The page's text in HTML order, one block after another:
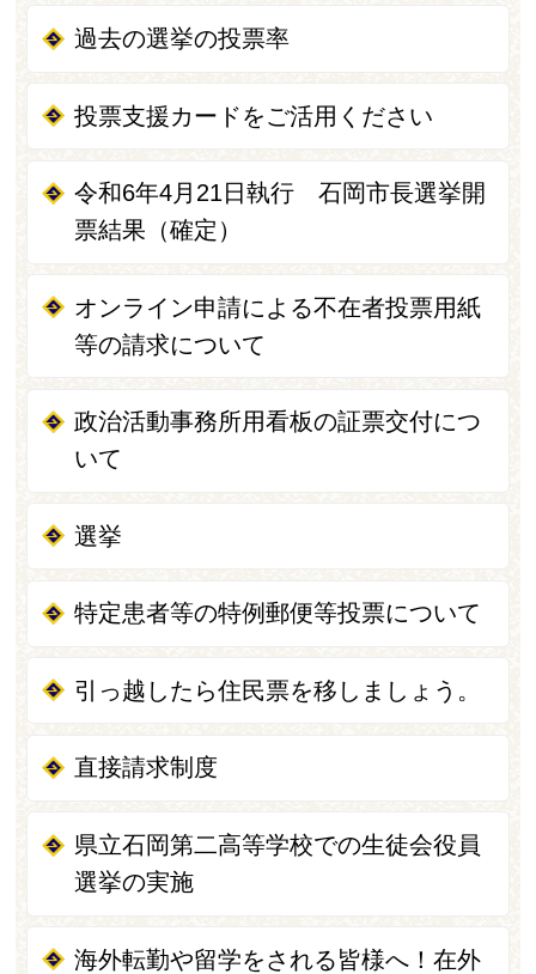
過去の選挙の投票率
投票支援カードをご活用ください
令和6年4月21日執行 石岡市長選挙開
票結果（確定）
オンライン申請による不在者投票用紙
等の請求について
政治活動事務所用看板の証票交付につ
いて
選挙
特定患者等の特例郵便等投票について
引っ越したら住民票を移しましょう。
直接請求制度
県立石岡第二高等学校での生徒会役員
選挙の実施
海外転勤や留学をされる皆様へ！在外